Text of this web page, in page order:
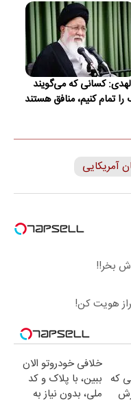
کسانی که می‌گویند
تمام کنیم، منافق هستند
آمریکایی
که
خلافی خودروتو الان
ببین، با پلاک و کد
ملی، بدون نیاز به